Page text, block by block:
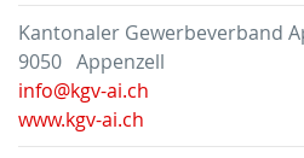
Kantonaler Gewerbeverband
9050 Appenzell
info@kgv-ai.ch
www.kgv-ai.ch